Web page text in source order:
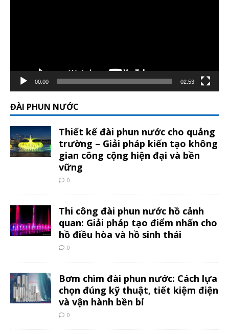
00:00 02:53
ĐÀI PHUN NƯỚC
Thiết kế đài phun nước cho quảng
trường – Giải pháp kiến tạo không
gian công cộng hiện đại và bền
vững
0
Thi công đài phun nước hồ cảnh
quan: Giải pháp tạo điểm nhấn cho
hồ điều hòa và hồ sinh thái
0
Bơm chìm đài phun nước: Cách lựa
chọn đúng kỹ thuật, tiết kiệm điện
và vận hành bền bỉ
0